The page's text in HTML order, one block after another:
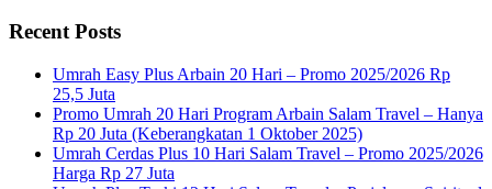
Recent Posts
Umrah Easy Plus Arbain 20 Hari – Promo 2025/2026 Rp
25,5 Juta
Promo Umrah 20 Hari Program Arbain Salam Travel – Hanya
Rp 20 Juta (Keberangkatan 1 Oktober 2025)
Umrah Cerdas Plus 10 Hari Salam Travel – Promo 2025/2026
Harga Rp 27 Juta